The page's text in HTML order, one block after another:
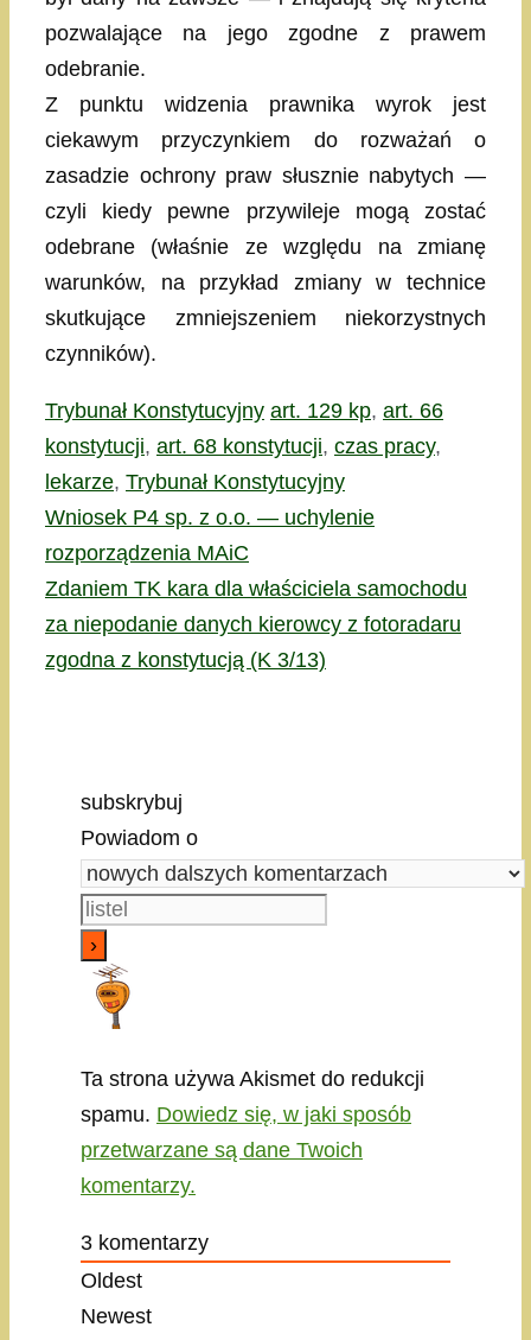
pozwalające na jego zgodne z prawem
odebranie.
Z punktu widzenia prawnika wyrok jest
ciekawym przyczynkiem do rozważań o
zasadzie ochrony praw słusznie nabytych —
czyli kiedy pewne przywileje mogą zostać
odebrane (właśnie ze względu na zmianę
warunków, na przykład zmiany w technice
skutkujące zmniejszeniem niekorzystnych
czynników).
Kategorie
Trybunał Konstytucyjny Tagi
art. 129 kp, art. 66
konstytucji, art. 68 konstytucji, czas pracy,
lekarze, Trybunał Konstytucyjny
Wniosek P4 sp. z o.o. — uchylenie
rozporządzenia MAiC
Zdaniem TK kara dla właściciela samochodu
za niepodanie danych kierowcy z fotoradaru
zgodna z konstytucją (K 3/13)
subskrybuj
Powiadom o
Ta strona używa Akismet do redukcji
spamu. Dowiedz się, w jaki sposób
przetwarzane są dane Twoich
komentarzy.
3 komentarzy
Oldest
Newest